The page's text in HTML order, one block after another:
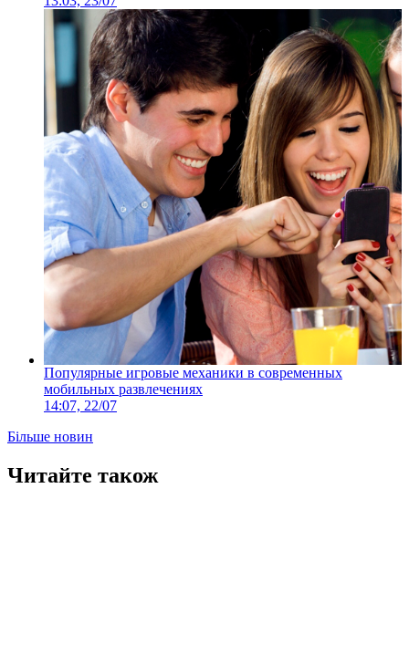
Популярные игровые механики в современных
мобильных развлечениях
14:07, 22/07
Більше новин
Читайте також